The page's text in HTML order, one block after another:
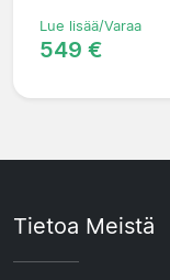
Lue lisää/Varaa
549 €
Tietoa Meistä